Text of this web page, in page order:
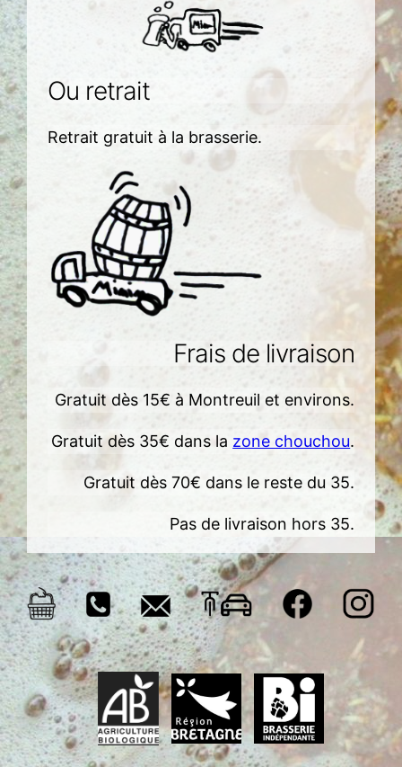
Ou retrait
Retrait gratuit à la brasserie.
Frais de livraison
Gratuit dès 15€ à Montreuil et environs.
Gratuit dès 35€ dans la zone chouchou.
Gratuit dès 70€ dans le reste du 35.
Pas de livraison hors 35.